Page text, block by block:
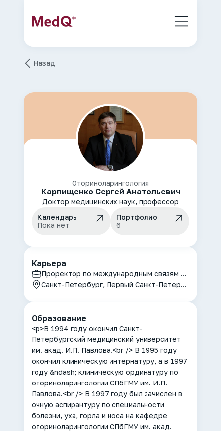
Назад
Оториноларингология
Карпищенко Сергей Анатольевич
Доктор медицинских наук, профессор
Календарь
Пока нет
Портфолио
6
Карьера
Проректор по международным связям ПСПбГМУ им.акад.И.П.Павлова, Заведующий кафедрой оториноларингологии с клиникой ПСПбГМУ им. акад,И.П.Павлова
Санкт-Петербург, Первый Санкт-Петербургскогий государственный медицинский университет им. акад. И.П. Павлова
Образование
<p>В 1994 году окончил Санкт-
Петербургский медицинский университет
им. акад. И.П. Павлова.<br /> В 1995 году
окончил клиническую интернатуру, а в 1997
году &ndash; клиническую ординатуру по
оториноларингологии СПбГМУ им. И.П.
Павлова.<br /> В 1997 году был зачислен в
очную аспирантуру по специальности
болезни, уха, горла и носа на кафедре
оториноларингологии СПбГМУ им. акад.